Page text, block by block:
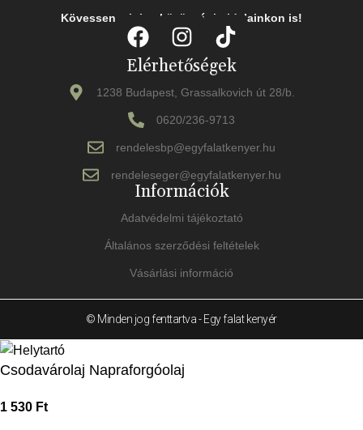
Kövessen minket közösségi oldalainkon is!
Elérhetőségek
1238 Budapest, Grassalkovich út 28/b.
0620/236-9713
rendelesbp@egyfalatkenyer.hu
rendeleseger@egyfalatkenyer.hu
Információk
Adatvédelmi tájékoztató
Általános szerződési feltételek
Vásárlási információ
© Minden jog fenttartva - Egy falat kenyér
Csodavárolaj Napraforgóolaj
1 530 Ft